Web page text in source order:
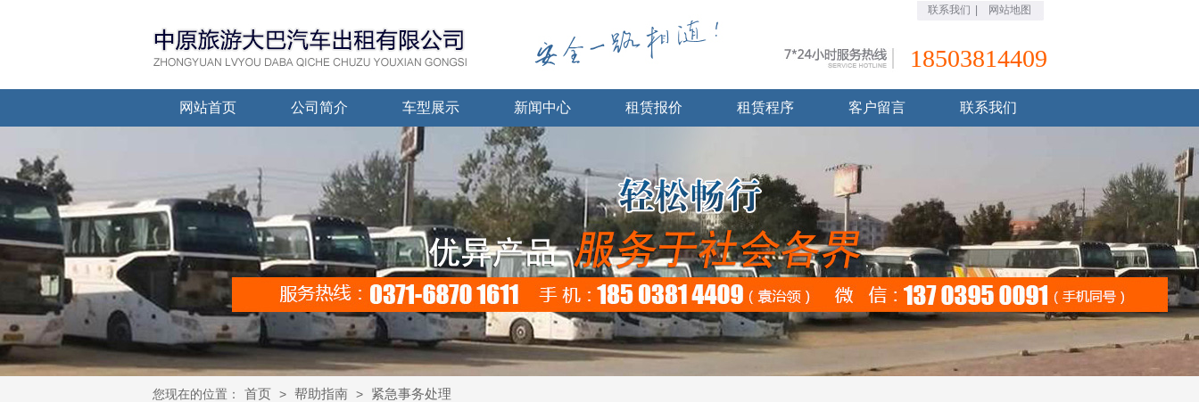
联系我们 网站地图
18503814409
网站首页 公司简介 车型展示 新闻中心 租赁报价 租赁程序 客户留言 联系我们
您现在的位置： 首页 > 帮助指南 > 紧急事务处理